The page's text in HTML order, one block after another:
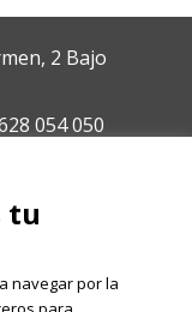
2 Bajo
054 050
tu
navegar por la